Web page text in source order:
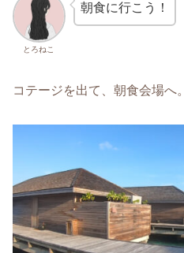
とろねこ
朝食に行こう！
コテージを出て、朝食会場へ。